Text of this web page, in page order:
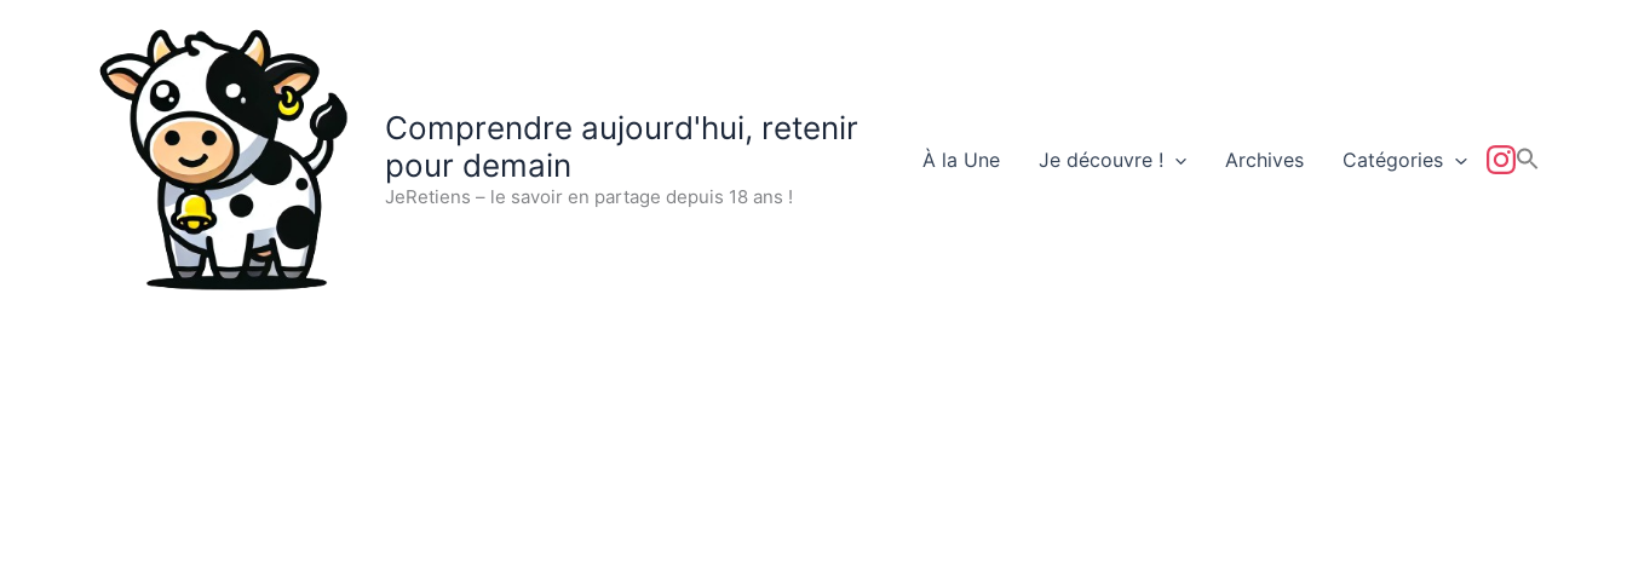
Comprendre aujourd'hui, retenir
pour demain
JeRetiens – le savoir en partage depuis 18 ans !
À la Une Je découvre ! Archives Catégories